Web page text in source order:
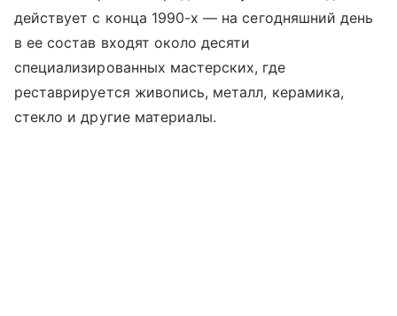
действует с конца 1990-х — на сегодняшний день
в ее состав входят около десяти
специализированных мастерских, где
реставрируется живопись, металл, керамика,
стекло и другие материалы.